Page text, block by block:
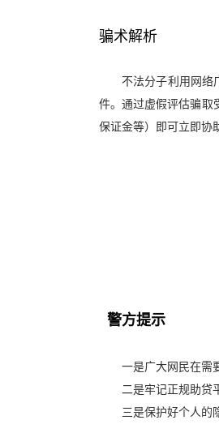
骗术解析
不法分子利用网络
件。通过虚假评估骗取
保证金等）即可立即协
警方提示
一是广大网民在需
二是牢记正规助贷
三是保护好个人的